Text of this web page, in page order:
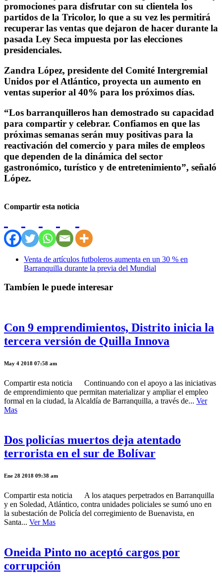
promociones para disfrutar con su clientela los
partidos de la Tricolor, lo que a su vez les permitirá
recuperar las ventas que dejaron de hacer durante la
pasada Ley Seca impuesta por las elecciones
presidenciales.
Zandra López, presidente del Comité Intergremial
Unidos por el Atlántico, proyecta un aumento en
ventas superior al 40% para los próximos días.
“Los barranquilleros han demostrado su capacidad
para compartir y celebrar. Confiamos en que las
próximas semanas serán muy positivas para la
reactivación del comercio y para miles de empleos
que dependen de la dinámica del sector
gastronómico, turístico y de entretenimiento”, señaló
López.
Compartir esta noticia
Venta de artículos futboleros aumenta en un 30 % en
Barranquilla durante la previa del Mundial
Tambíen le puede interesar
Con 9 emprendimientos, Distrito inicia la
tercera versión de Quilla Innova
May 4 2018 07:58 am
Compartir esta noticia Continuando con el apoyo a las iniciativas
de emprendimiento que permitan materializar y ampliar el empleo
formal en la ciudad, la Alcaldía de Barranquilla, a través de... Ver
Mas
Dos policías muertos deja atentado
terrorista en el sur de Bolívar
Ene 28 2018 09:38 am
Compartir esta noticia A los ataques perpetrados en Barranquilla
y en Soledad, Atlántico, contra unidades policiales se sumó uno en
la subestación de Policía del corregimiento de Buenavista, en
Santa... Ver Mas
Oneida Pinto no aceptó cargos por
corrupción